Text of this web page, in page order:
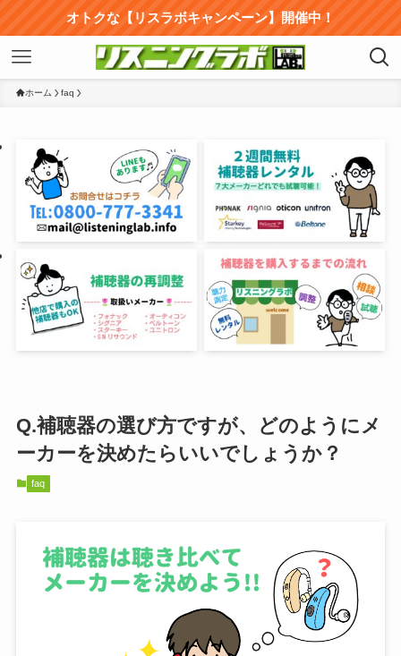
オトクな【リスラボキャンペーン】開催中！
ホーム faq
Q.補聴器の選び方ですが、どのようにメ
ーカーを決めたらいいでしょうか？
faq